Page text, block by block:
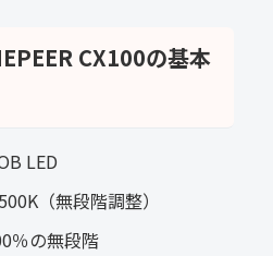
CX100の基本
LED
（無段階調整）
％の無段階